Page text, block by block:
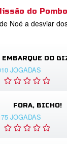
do Pombo
Noé a desviar
EMBARQUE DO
JOGADAS
FORA, BICHO!
JOGADAS